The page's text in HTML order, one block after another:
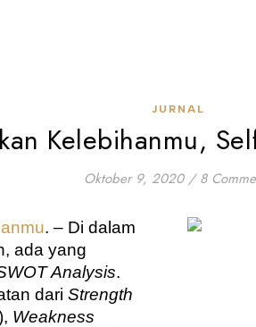
JURNAL
Kelebihanmu,
Oktober 9, 2020 / 8
. – Di dalam
ada yang
Analysis.
dari Strength
Weakness